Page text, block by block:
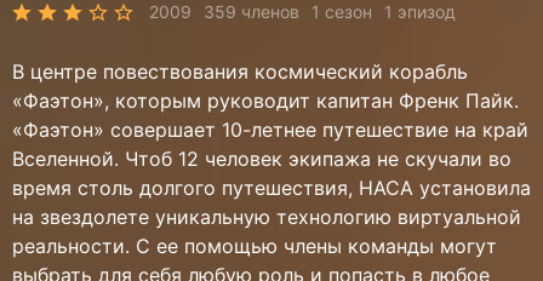
2009 359 членов 1 сезон 1 эпизод
В центре повествования космический корабль
«Фаэтон», которым руководит капитан Френк Пайк.
«Фаэтон» совершает 10-летнее путешествие на край
Вселенной. Чтоб 12 человек экипажа не скучали во
время столь долгого путешествия, НАСА установила
на звездолете уникальную технологию виртуальной
реальности. С ее помощью члены команды могут
выбрать для себя любую роль и попасть в любое